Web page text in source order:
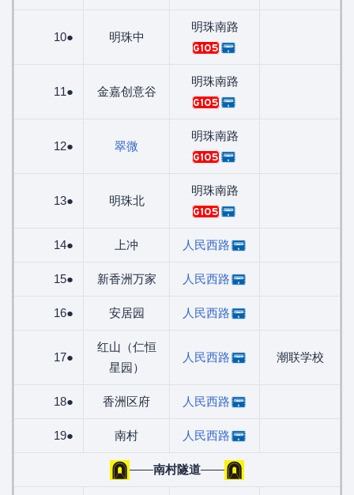
10● 明珠中
明珠南路
G105
11● 金嘉创意谷
明珠南路
G105
12● 翠微
明珠南路
G105
13● 明珠北
明珠南路
G105
14● 上冲 人民西路
15● 新香洲万家 人民西路
16● 安居园 人民西路
17●
红山（仁恒
星园）
人民西路 潮联学校
18● 香洲区府 人民西路
19● 南村 人民西路
——南村隧道——